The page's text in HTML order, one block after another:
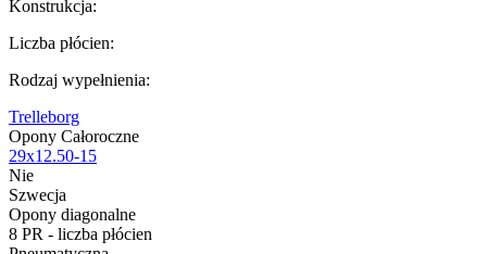
Konstrukcja:
Liczba płócien:
Rodzaj wypełnienia:
Trelleborg
Opony Całoroczne
29x12.50-15
Nie
Szwecja
Opony diagonalne
8 PR - liczba płócien